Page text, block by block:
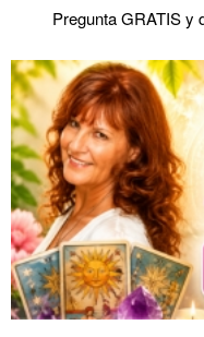
Pregunta GRATIS y